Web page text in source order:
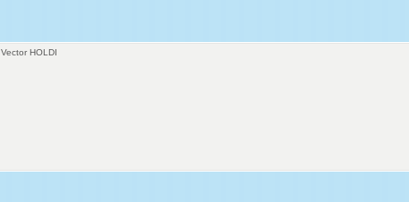
Vector HOLDI